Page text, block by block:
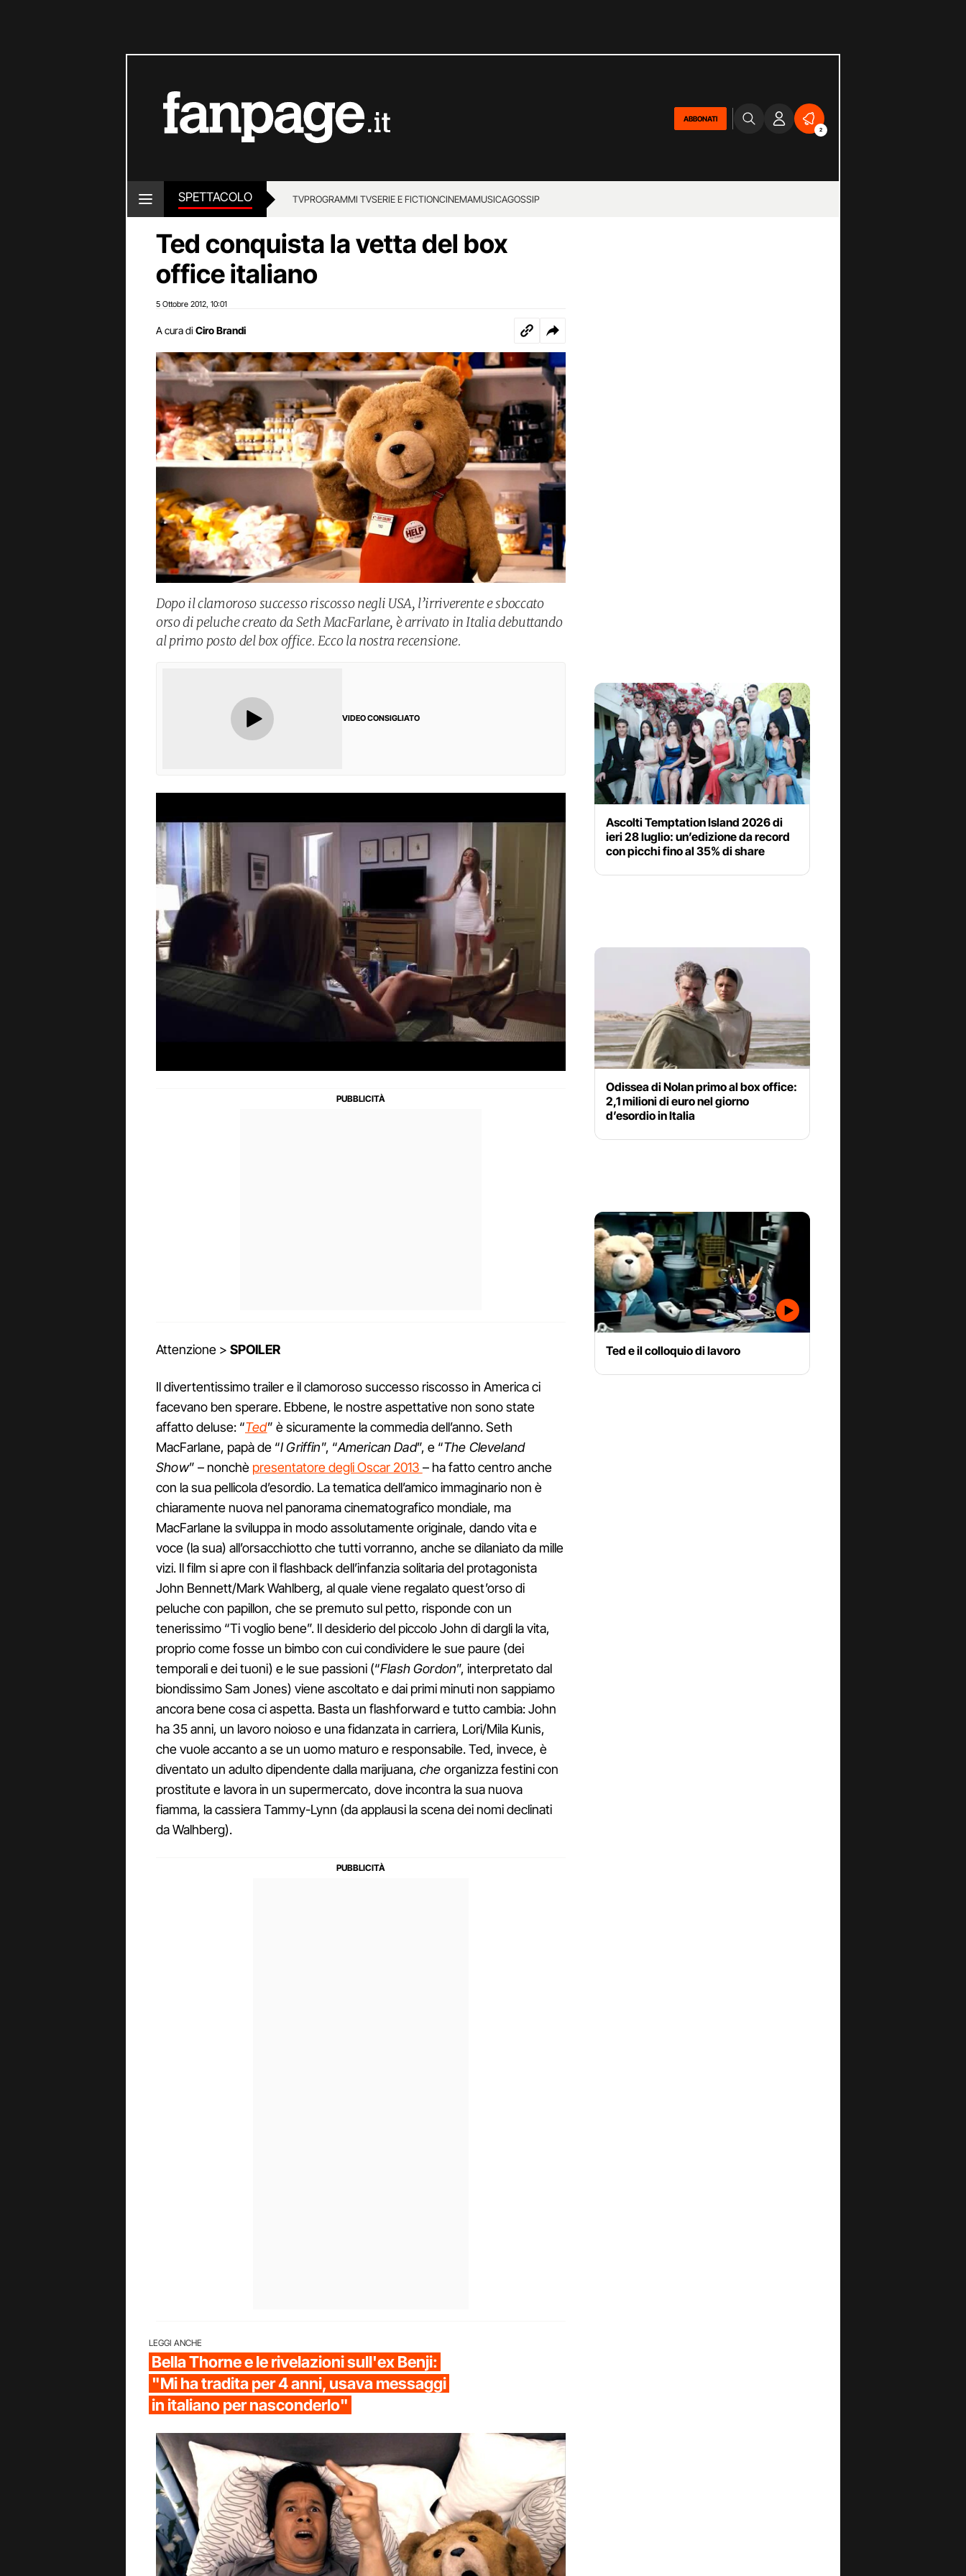
ABBONATI
2
SPETTACOLO TVPROGRAMMI TVSERIE E FICTIONCINEMAMUSICAGOSSIP
Ted conquista la vetta del box
office italiano
5 Ottobre 2012 10:01
A cura di Ciro Brandi
Dopo il clamoroso successo riscosso negli USA, l’irriverente e sboccato
orso di peluche creato da Seth MacFarlane, è arrivato in Italia debuttando
al primo posto del box office. Ecco la nostra recensione.
VIDEO CONSIGLIATO
Attenzione > SPOILER
Il divertentissimo trailer e il clamoroso successo riscosso in America ci
facevano ben sperare. Ebbene, le nostre aspettative non sono state
affatto deluse: “Ted” è sicuramente la commedia dell’anno. Seth
MacFarlane, papà de “I Griffin”, “American Dad”, e “The Cleveland
Show” – nonchè presentatore degli Oscar 2013 – ha fatto centro anche
con la sua pellicola d’esordio. La tematica dell’amico immaginario non è
chiaramente nuova nel panorama cinematografico mondiale, ma
MacFarlane la sviluppa in modo assolutamente originale, dando vita e
voce (la sua) all’orsacchiotto che tutti vorranno, anche se dilaniato da mille
vizi. Il film si apre con il flashback dell’infanzia solitaria del protagonista
John Bennett/Mark Wahlberg, al quale viene regalato quest’orso di
peluche con papillon, che se premuto sul petto, risponde con un
tenerissimo “Ti voglio bene”. Il desiderio del piccolo John di dargli la vita,
proprio come fosse un bimbo con cui condividere le sue paure (dei
temporali e dei tuoni) e le sue passioni (“Flash Gordon”, interpretato dal
biondissimo Sam Jones) viene ascoltato e dai primi minuti non sappiamo
ancora bene cosa ci aspetta. Basta un flashforward e tutto cambia: John
ha 35 anni, un lavoro noioso e una fidanzata in carriera, Lori/Mila Kunis,
che vuole accanto a se un uomo maturo e responsabile. Ted, invece, è
diventato un adulto dipendente dalla marijuana, che organizza festini con
prostitute e lavora in un supermercato, dove incontra la sua nuova
fiamma, la cassiera Tammy-Lynn (da applausi la scena dei nomi declinati
da Walhberg).
LEGGI ANCHE
Bella Thorne e le rivelazioni sull'ex Benji:
"Mi ha tradita per 4 anni, usava messaggi
in italiano per nasconderlo"
Ascolti Temptation Island 2026 di
ieri 28 luglio: un’edizione da record
con picchi fino al 35% di share
Odissea di Nolan primo al box office:
2,1 milioni di euro nel giorno
d’esordio in Italia
Ted e il colloquio di lavoro